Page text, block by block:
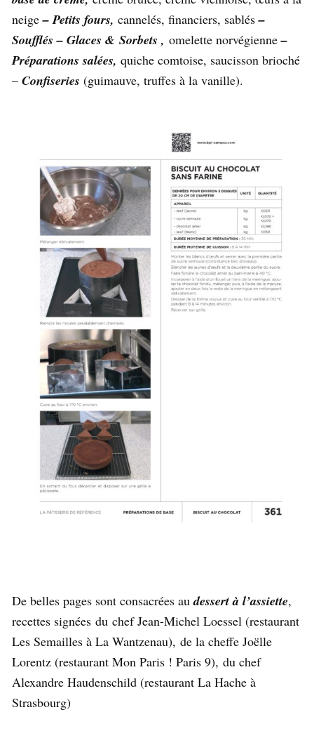
neige– Petits fours, cannelés, financiers, sablés–
Soufflés – Glaces & Sorbets , omelette norvégienne–
Préparations salées, quiche comtoise, saucisson brioché
– Confiseries (guimauve, truffes à la vanille).
De belles pages sont consacrées audessert à l’assiette,
recettes signées du chef Jean-Michel Loessel (restaurant
Les Semailles à La Wantzenau), de la cheffe Joëlle
Lorentz (restaurant Mon Paris ! Paris 9), du chef
Alexandre Haudenschild (restaurant La Hache à
Strasbourg)